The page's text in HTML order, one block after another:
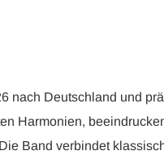
nach Deutschland und
Harmonien,
Band verbindet